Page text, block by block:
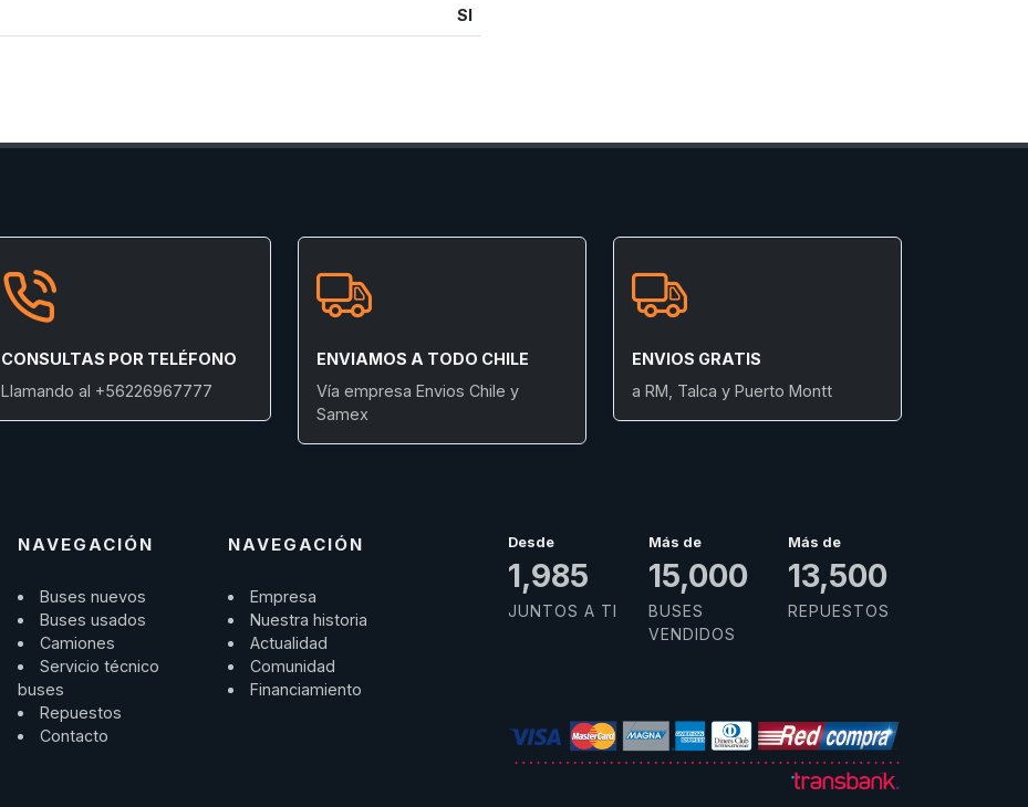
SI
CONSULTAS POR TELÉFONO
Llamando al +56226967777
ENVIAMOS A TODO CHILE
Vía empresa Envios Chile y
Samex
ENVIOS GRATIS
a RM, Talca y Puerto Montt
NAVEGACIÓN
Buses nuevos
Buses usados
Camiones
Servicio técnico
buses
Repuestos
Contacto
NAVEGACIÓN
Empresa
Nuestra historia
Actualidad
Comunidad
Financiamiento
Desde
1,985
JUNTOS A TI
Más de
15,000
BUSES
VENDIDOS
Más de
13,500
REPUESTOS